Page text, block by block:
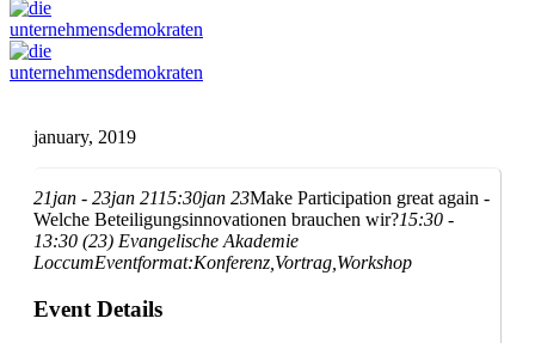
january, 2019
21jan - 23jan 2115:30jan 23Make Participation great again -
Welche Beteiligungsinnovationen brauchen wir?15:30 -
13:30 (23) Evangelische Akademie
LoccumEventformat:Konferenz, Vortrag, Workshop
Event Details